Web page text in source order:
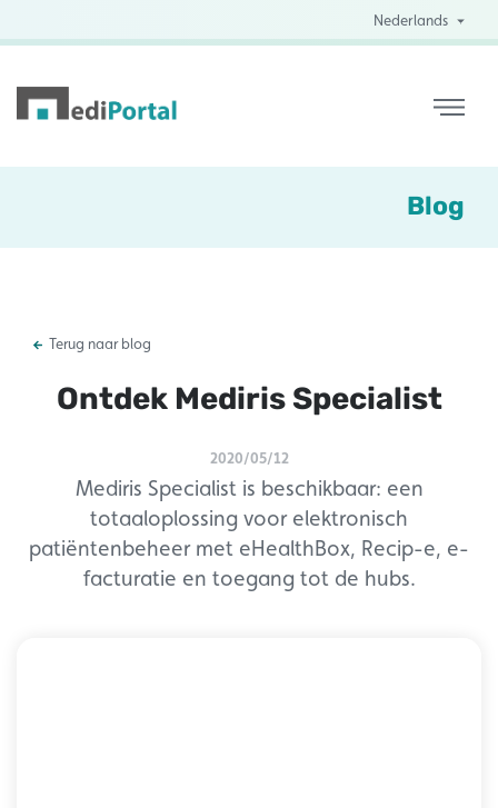
Nederlands
Blog
Terug naar blog
Ontdek Mediris Specialist
2020/05/12
Mediris Specialist is beschikbaar: een
totaaloplossing voor elektronisch
patiëntenbeheer met eHealthBox, Recip-e, e-
facturatie en toegang tot de hubs.